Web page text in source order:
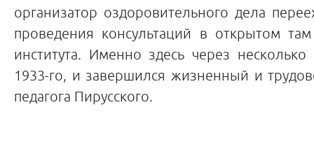
организатор оздоровительного дела
проведения консультаций в открытом
института. Именно здесь через
1933-го, и завершился жизненный и
педагога Пирусского.